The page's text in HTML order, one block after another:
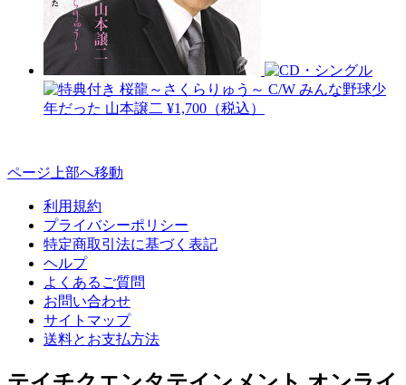
桜龍～さくらりゅう～ C/W みんな野球少
年だった 山本譲二 ¥1,700（税込）
ページ上部へ移動
利用規約
プライバシーポリシー
特定商取引法に基づく表記
ヘルプ
よくあるご質問
お問い合わせ
サイトマップ
送料とお支払方法